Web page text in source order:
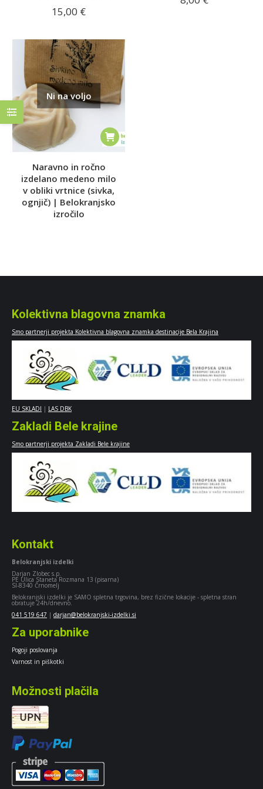
telo kemične snovi kot so barvila in konzervansi, ki so
neugodni ali celo nevarni zdravju. Vse premalo se
zavedamo, da učinkovine krem, gelov, tonikov itd. prodrejo
skozi povrhnjico vse do notranjih organov.
Če vam je mar za vaše telo in za zdravje vaših bližnjih, le
posezite po naravnih izdelkih kljub višjim cenam, saj se
izplača.Sporočite telesu skozi kožo, da vam je mar.
15,00 €
Ni na voljo
Naravno in ročno
izdelano medeno milo
v obliki vrtnice (sivka,
ognjič) | Belokranjsko
izročilo
Kolektivna blagovna znamka
Smo partnerji projekta Kolektivna blagovna znamka destinacije Bela Krajina
EU SKLADI | LAS DBK
Zakladi Bele krajine
Smo partnerji projekta Zakladi Bele krajine
Kontakt
Belokranjski izdelki
Darjan Zlobec s.p.
PE Ulica Staneta Rozmana 13 (pisarna)
SI-8340 Črnomelj
Belokranjski izdelki je SAMO spletna trgovina, brez fizične lokacije - spletna stran
obratuje 24h/dnevno.
041 519 647 | darjan@belokranjski-izdelki.si
Za uporabnike
Pogoji poslovanja
Varnost in piškotki
Možnosti plačila